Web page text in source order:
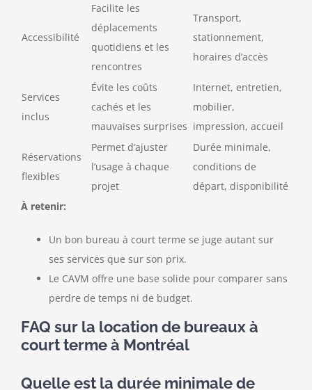
Accessibilité
Facilite les
déplacements
quotidiens et les
rencontres
Transport,
stationnement,
horaires d’accès
Services
inclus
Évite les coûts
cachés et les
mauvaises surprises
Internet, entretien,
mobilier,
impression, accueil
Réservations
flexibles
Permet d’ajuster
l’usage à chaque
projet
Durée minimale,
conditions de
départ, disponibilité
À retenir:
Un bon bureau à court terme se juge autant sur
ses services que sur son prix.
Le CAVM offre une base solide pour comparer sans
perdre de temps ni de budget.
FAQ sur la location de bureaux à
court terme à Montréal
Quelle est la durée minimale de